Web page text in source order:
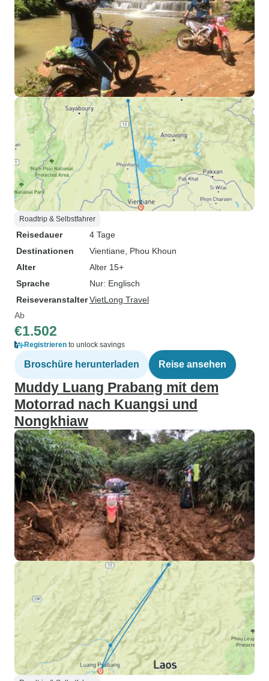
Roadtrip & Selbstfahrer
Reisedauer
4 Tage
Destinationen
Vientiane , Phou Khoun
Alter
Alter 15+
Sprache
Nur: Englisch
ReiseveranstalterVietLong Travel
Ab
€1.502
Registrieren to unlock savings
Broschüre herunterladen Reise ansehen
Muddy Luang Prabang mit dem
Motorrad nach Kuangsi und
Nongkhiaw